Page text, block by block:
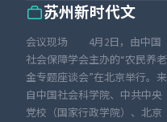
苏州新时代文
会议现场 4月2日，由中国
社会保障学会主办的“农民养老
金专题座谈会”在北京举行。来
自中国社会科学院、中共中央
党校（国家行政学院）、北京